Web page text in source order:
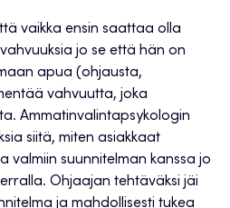
vaikka ensin saattaa olla
jo se että hän on
apua (ohjausta,
vahvuutta, joka
Ammatinvalintapsykologin
siitä, miten asiakkaat
valmiin suunnitelman kanssa jo
Ohjaajan tehtäväksi jäi
ja mahdollisesti tukea